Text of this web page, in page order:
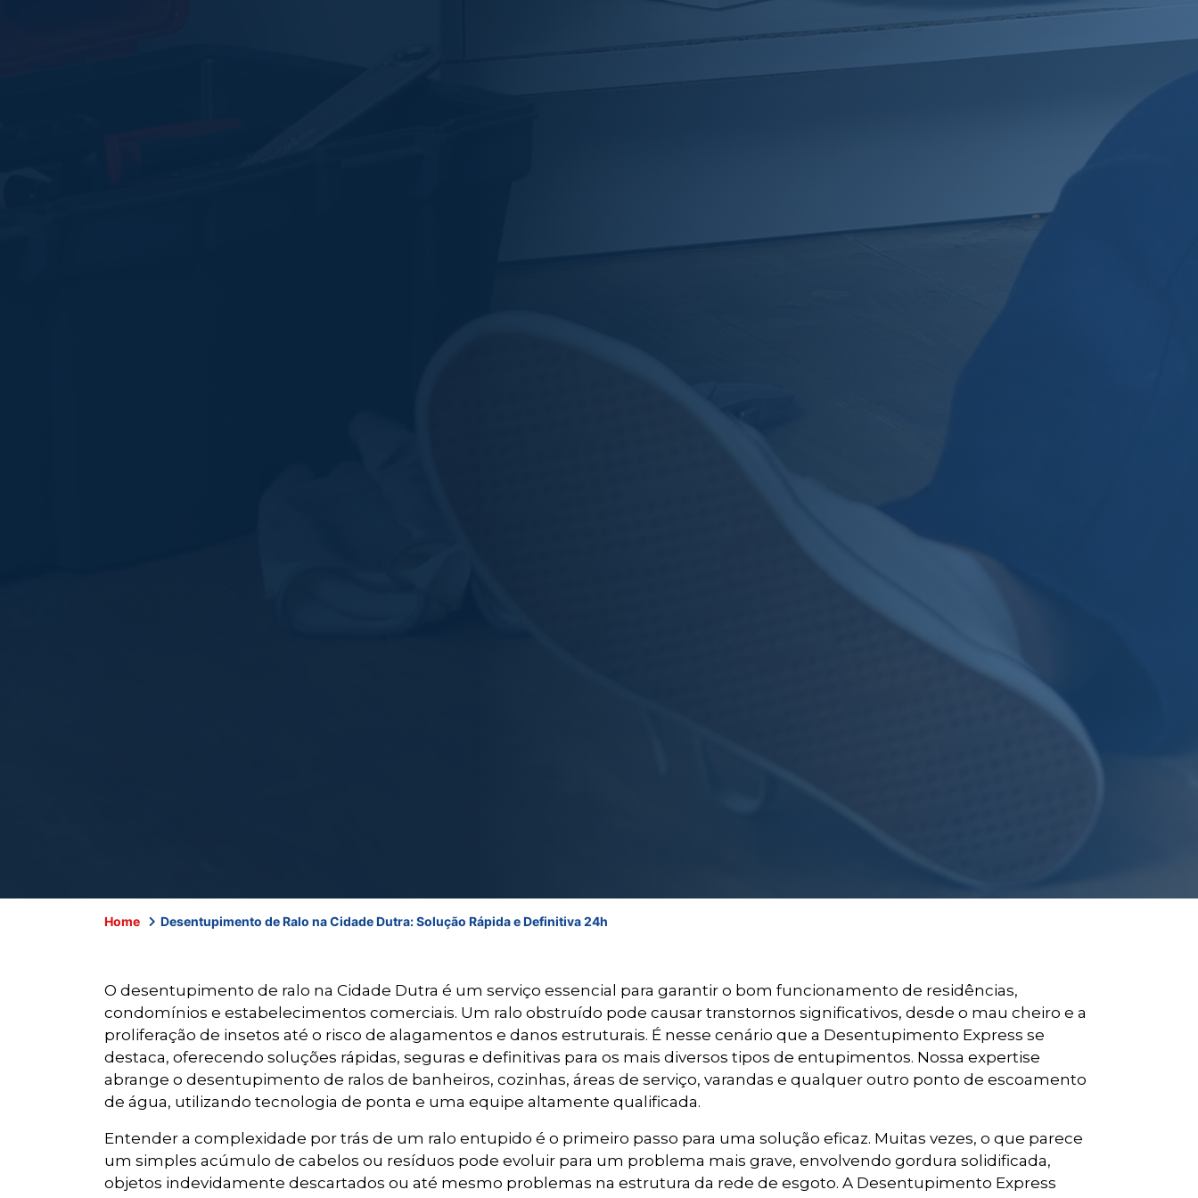
Home Desentupimento de Ralo na Cidade Dutra: Solução Rápida e Definitiva 24h
O desentupimento de ralo na Cidade Dutra é um serviço essencial para garantir o bom funcionamento de residências,
condomínios e estabelecimentos comerciais. Um ralo obstruído pode causar transtornos significativos, desde o mau cheiro e a
proliferação de insetos até o risco de alagamentos e danos estruturais. É nesse cenário que a Desentupimento Express se
destaca, oferecendo soluções rápidas, seguras e definitivas para os mais diversos tipos de entupimentos. Nossa expertise
abrange o desentupimento de ralos de banheiros, cozinhas, áreas de serviço, varandas e qualquer outro ponto de escoamento
de água, utilizando tecnologia de ponta e uma equipe altamente qualificada.
Entender a complexidade por trás de um ralo entupido é o primeiro passo para uma solução eficaz. Muitas vezes, o que parece
um simples acúmulo de cabelos ou resíduos pode evoluir para um problema mais grave, envolvendo gordura solidificada,
objetos indevidamente descartados ou até mesmo problemas na estrutura da rede de esgoto. A Desentupimento Express